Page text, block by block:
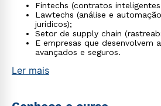
Fintechs (contratos
Lawtechs (análise e
jurídicos);
Setor de supply chain
E empresas que desenvolvem
avançados e seguros.
Ler mais